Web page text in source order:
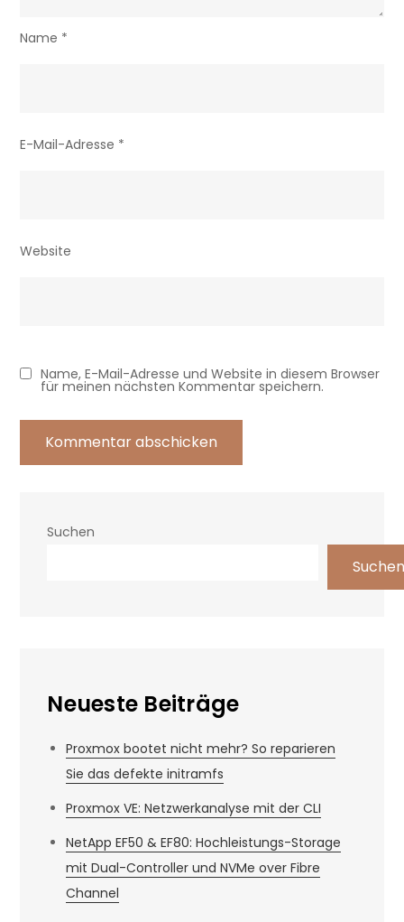
Name *
E-Mail-Adresse *
Website
Name, E-Mail-Adresse und Website in diesem Browser
für meinen nächsten Kommentar speichern.
Suchen
Neueste Beiträge
Proxmox bootet nicht mehr? So reparieren
Sie das defekte initramfs
Proxmox VE: Netzwerkanalyse mit der CLI
NetApp EF50 & EF80: Hochleistungs-Storage
mit Dual-Controller und NVMe over Fibre
Channel